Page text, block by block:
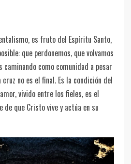
es fruto del Espíritu Santo,
que perdonemos, que volvamos
caminando como comunidad a pesar
no es el final. Es la condición del
vivido entre los fieles, es el
que Cristo vive y actúa en su